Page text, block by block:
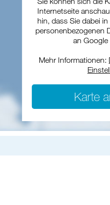
Internetseite
hin, dass Sie dabei
personenbezogenen
an Google
Mehr Informationen:
Karte